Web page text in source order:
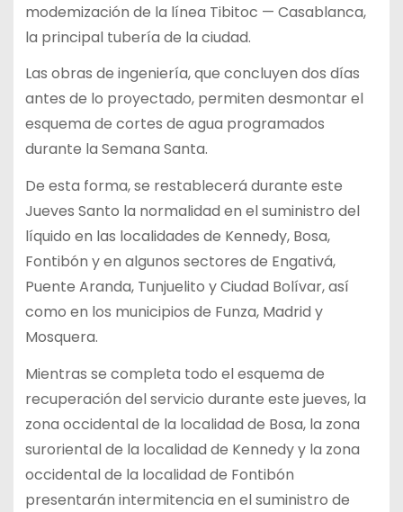
modemización de la línea Tibitoc — Casablanca,
la principal tubería de la ciudad.
Las obras de ingeniería, que concluyen dos días
antes de lo proyectado, permiten desmontar el
esquema de cortes de agua programados
durante la Semana Santa.
De esta forma, se restablecerá durante este
Jueves Santo la normalidad en el suministro del
líquido en las localidades de Kennedy, Bosa,
Fontibón y en algunos sectores de Engativá,
Puente Aranda, Tunjuelito y Ciudad Bolívar, así
como en los municipios de Funza, Madrid y
Mosquera.
Mientras se completa todo el esquema de
recuperación del servicio durante este jueves, la
zona occidental de la localidad de Bosa, la zona
suroriental de la localidad de Kennedy y la zona
occidental de la localidad de Fontibón
presentarán intermitencia en el suministro de